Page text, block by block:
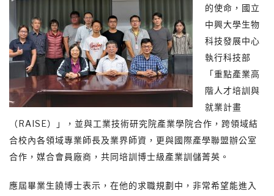
的使命，國立
中興大學生物
科技發展中心
執行科技部
「重點產業高
階人才培訓與
就業計畫
（RAISE）」，並與工業技術研究院產業學院合作，跨領域結
合校內各領域專業師長及業界師資，更與國際產學聯盟辦公室
合作，媒合會員廠商，共同培訓博士級產業訓儲菁英。
應屆畢業生饒博士表示，在他的求職規劃中，非常希望能進入